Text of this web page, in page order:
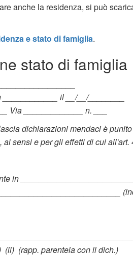
anche la residenza, si può
e stato di famiglia.
stato di famiglia
il __/__/________
Via _____________ n. ___
dichiarazioni mendaci è
sensi e per gli effetti di cui all'art.
in
(il) (rapp. parentela con il dich.)